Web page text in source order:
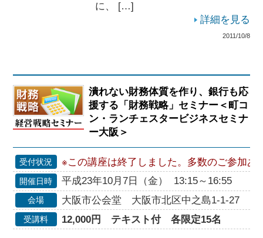
に、 […]
詳細を見る
2011/10/8
潰れない財務体質を作り、銀行も応
援する「財務戦略」セミナー＜町コ
ン・ランチェスタービジネスセミナ
ー大阪＞
受付状況 ※この講座は終了しました。多数のご参加あ
開催日時 平成23年10月7日（金） 13:15～16:55
会場 大阪市公会堂 大阪市北区中之島1-1-27
受講料 12,000円 テキスト付 各限定15名